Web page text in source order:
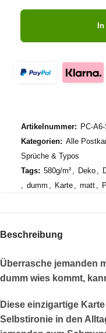
Artikelnummer: PC-
Kategorien: Alle
Sprüche & Typos
Tags: 580g/m² , Deko ,
, dumm , Karte , matt ,
Beschreibung
Überrasche jemanden
dumm wies kommt,
Diese einzigartige
Selbstironie in den